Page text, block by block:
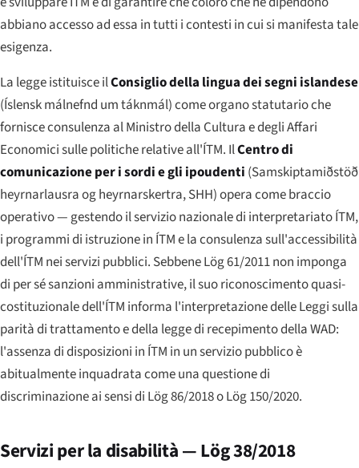
abbiano accesso ad essa in tutti i contesti in cui si manifesta tale
esigenza.
La legge istituisce ilConsiglio della lingua dei segni islandese
(Íslensk málnefnd um táknmál) come organo statutario che
fornisce consulenza al Ministro della Cultura e degli Affari
Economici sulle politiche relative all'ÍTM. IlCentro di
comunicazione per i sordi e gli ipoudenti (Samskiptamiðstöð
heyrnarlausra og heyrnarskertra, SHH) opera come braccio
operativo — gestendo il servizio nazionale di interpretariato ÍTM,
i programmi di istruzione in ÍTM e la consulenza sull'accessibilità
dell'ÍTM nei servizi pubblici. Sebbene Lög 61/2011 non imponga
di per sé sanzioni amministrative, il suo riconoscimento quasi-
costituzionale dell'ÍTM informa l'interpretazione delle Leggi sulla
parità di trattamento e della legge di recepimento della WAD:
l'assenza di disposizioni in ÍTM in un servizio pubblico è
abitualmente inquadrata come una questione di
discriminazione ai sensi di Lög 86/2018 o Lög 150/2020.
Servizi per la disabilità — Lög 38/2018